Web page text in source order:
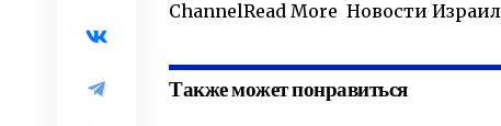
ChannelRead More Новости
Также может понравиться